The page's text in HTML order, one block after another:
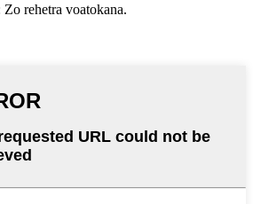
rehetra voatokana.